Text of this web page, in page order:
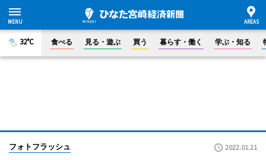
32°C 食べる 見る・遊ぶ 買う 暮らす・働く 学ぶ・知る
フォトフラッシュ 2022.01.21